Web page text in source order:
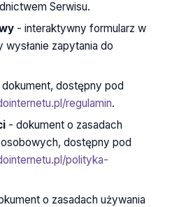
Serwisu.
- interaktywny formularz w
zapytania do
dostępny pod
regulamin.
- dokument o zasadach
dostępny pod
polityka-
o zasadach używania